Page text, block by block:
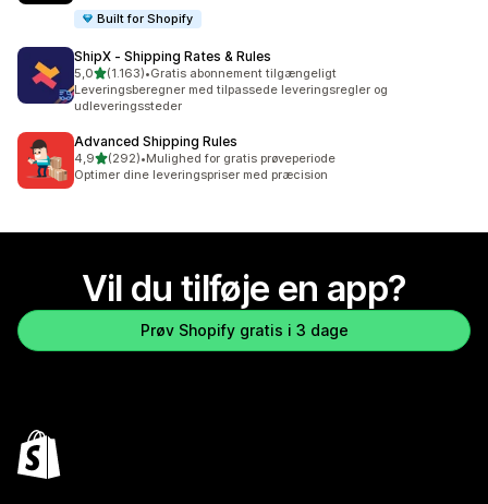
Built for Shopify
ShipX ‑ Shipping Rates & Rules
5,0ud af 5 stjerner
(1.163)
1163 anmeldelser i alt
•Gratis abonnement tilgængeligt
Leveringsberegner med tilpassede leveringsregler og
udleveringssteder
Advanced Shipping Rules
4,9ud af 5 stjerner
(292)
292 anmeldelser i alt
•Mulighed for gratis prøveperiode
Optimer dine leveringspriser med præcision
Vil du tilføje en app?
Prøv Shopify gratis i 3 dage